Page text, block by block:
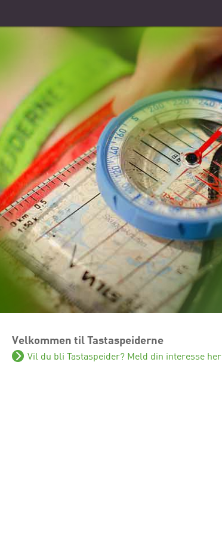
Velkommen til Tastaspeiderne
Vil du bli Tastaspeider? Meld din interesse her